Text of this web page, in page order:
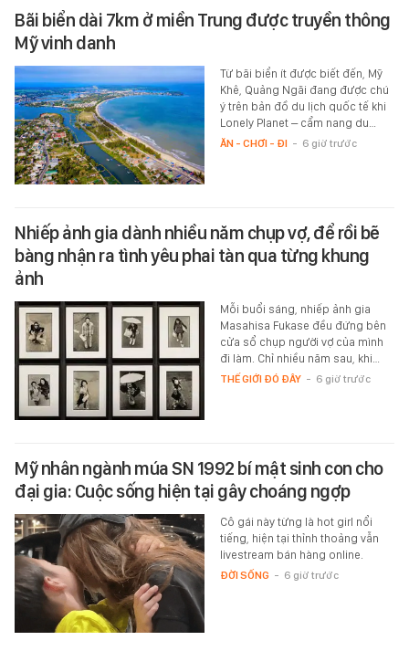
Bãi biển dài 7km ở miền Trung được truyền thông
Mỹ vinh danh
Từ bãi biển ít được biết đến, Mỹ
Khê, Quảng Ngãi đang được chú
ý trên bản đồ du lịch quốc tế khi
Lonely Planet – cẩm nang du…
ĂN - CHƠI - ĐI - 6 giờ trước
Nhiếp ảnh gia dành nhiều năm chụp vợ, để rồi bẽ
bàng nhận ra tình yêu phai tàn qua từng khung
ảnh
Mỗi buổi sáng, nhiếp ảnh gia
Masahisa Fukase đều đứng bên
cửa sổ chụp người vợ của mình
đi làm. Chỉ nhiều năm sau, khi…
THẾ GIỚI ĐÓ ĐÂY - 6 giờ trước
Mỹ nhân ngành múa SN 1992 bí mật sinh con cho
đại gia: Cuộc sống hiện tại gây choáng ngợp
Cô gái này từng là hot girl nổi
tiếng, hiện tại thỉnh thoảng vẫn
livestream bán hàng online.
ĐỜI SỐNG - 6 giờ trước